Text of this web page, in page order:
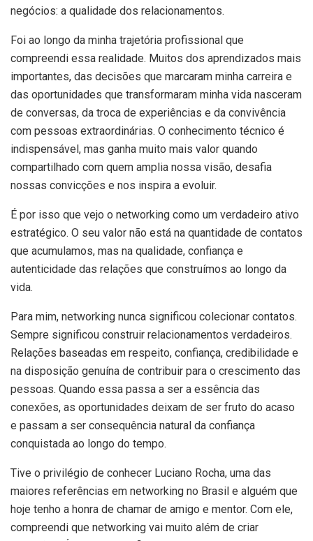
negócios: a qualidade dos relacionamentos.
Foi ao longo da minha trajetória profissional que
compreendi essa realidade. Muitos dos aprendizados mais
importantes, das decisões que marcaram minha carreira e
das oportunidades que transformaram minha vida nasceram
de conversas, da troca de experiências e da convivência
com pessoas extraordinárias. O conhecimento técnico é
indispensável, mas ganha muito mais valor quando
compartilhado com quem amplia nossa visão, desafia
nossas convicções e nos inspira a evoluir.
É por isso que vejo o networking como um verdadeiro ativo
estratégico. O seu valor não está na quantidade de contatos
que acumulamos, mas na qualidade, confiança e
autenticidade das relações que construímos ao longo da
vida.
Para mim, networking nunca significou colecionar contatos.
Sempre significou construir relacionamentos verdadeiros.
Relações baseadas em respeito, confiança, credibilidade e
na disposição genuína de contribuir para o crescimento das
pessoas. Quando essa passa a ser a essência das
conexões, as oportunidades deixam de ser fruto do acaso
e passam a ser consequência natural da confiança
conquistada ao longo do tempo.
Tive o privilégio de conhecer Luciano Rocha, uma das
maiores referências em networking no Brasil e alguém que
hoje tenho a honra de chamar de amigo e mentor. Com ele,
compreendi que networking vai muito além de criar